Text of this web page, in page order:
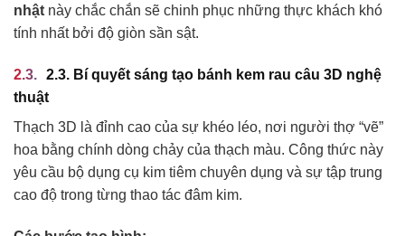
nhật này chắc chắn sẽ chinh phục những thực khách khó
tính nhất bởi độ giòn sần sật.
2.3. Bí quyết sáng tạo bánh kem rau câu 3D nghệ
thuật
Thạch 3D là đỉnh cao của sự khéo léo, nơi người thợ “vẽ”
hoa bằng chính dòng chảy của thạch màu. Công thức này
yêu cầu bộ dụng cụ kim tiêm chuyên dụng và sự tập trung
cao độ trong từng thao tác đâm kim.